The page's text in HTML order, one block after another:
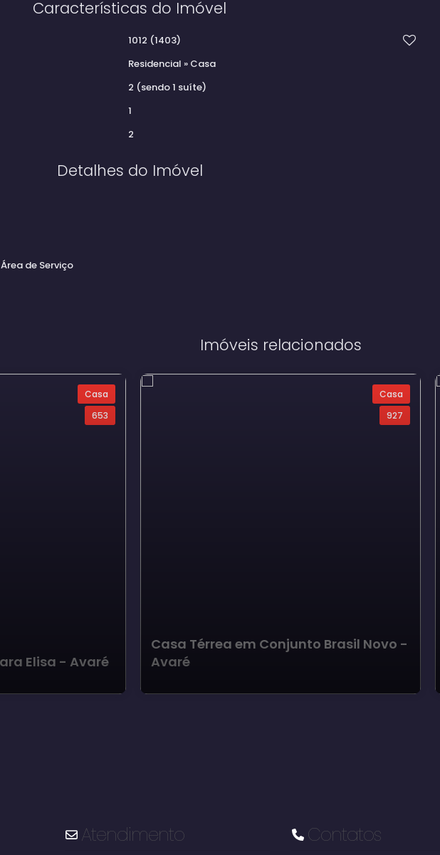
Características do Imóvel
1012 (1403)
Residencial » Casa
2 (sendo 1 suíte)
1
2
Detalhes do Imóvel
Área de Serviço
Imóveis relacionados
Casa
653
Casa Térrea em Chacara Elisa - Avaré
Casa
927
Casa Térrea em Conjunto Brasil Novo -
Avaré
Atendimento Contatos